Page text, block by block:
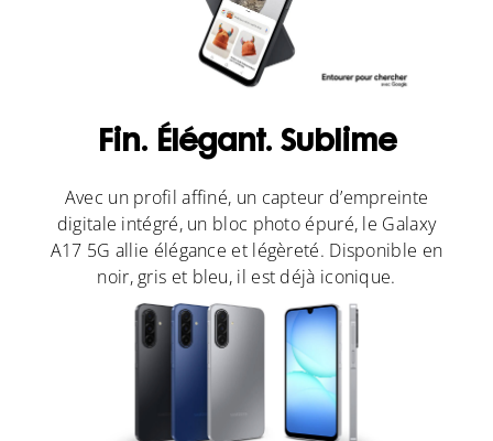
Fin. Élégant. Sublime
Avec un profil affiné, un capteur d’empreinte
digitale intégré, un bloc photo épuré, le Galaxy
A17 5G allie élégance et légèreté. Disponible en
noir, gris et bleu, il est déjà iconique.